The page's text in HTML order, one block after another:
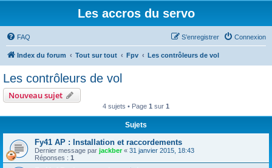
Les accros du servo
FAQ Connexion
S’enregistrer
Index du forum Tout sur tout Fpv Les contrôleurs de vol
Les contrôleurs de vol
Nouveau sujet
4 sujets • Page 1 sur 1
Sujets
Fy41 AP : Installation et raccordements
Dernier message par jackber« 31 janvier 2015, 18:43
Réponses : 1